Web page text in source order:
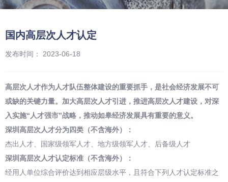
国内高层次人才认定
发布时间： 2023-06-18
高层次人才作为人才队伍整体建设的重要抓手，是社会经济发展不可
或缺的关键力量。加大高层次人才引进，推进高层次人才建设，对深
入实施“人才强市”战略，推动如皋经济发展具有重要的意义。
深圳高层次人才分为四类（不含海外）：
杰出人才、国家级领军人才、地方级领军人才、后备级人才
深圳高层次人才认定标准（不含海外）：
经用人单位综合评价达到相应层级水平，且符合下列人才认定标准之